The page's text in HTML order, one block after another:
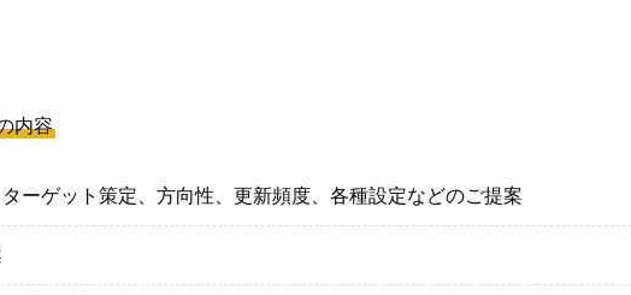
内容
ーゲット策定、方向性、更新頻度、各種設定などのご提案